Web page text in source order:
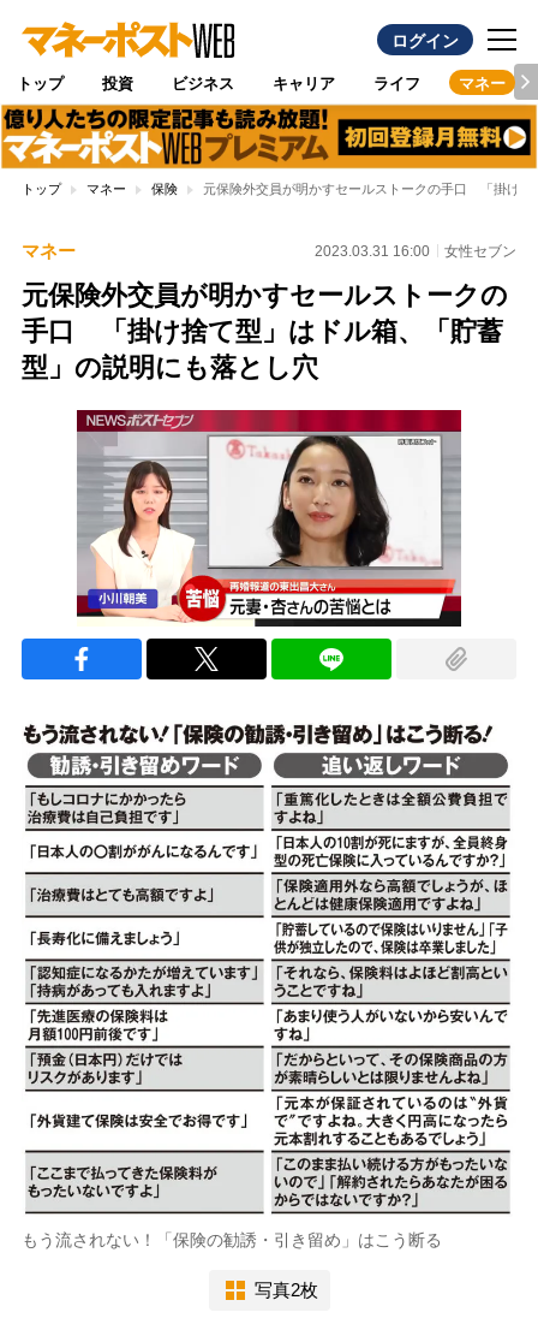
ログイン
トップ 投資 ビジネス キャリア ライフ マネー
トップ マネー 保険 元保険外交員が明かすセールストークの手口 「掛け
マネー 2023.03.31 16:00 女性セブン
元保険外交員が明かすセールストークの
手口 「掛け捨て型」はドル箱、「貯蓄
型」の説明にも落とし穴
もう流されない！「保険の勧誘・引き留め」はこう断る
写真2枚